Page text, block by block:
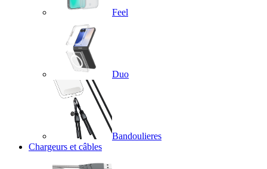
Feel
Duo
Bandoulieres
Chargeurs et câbles